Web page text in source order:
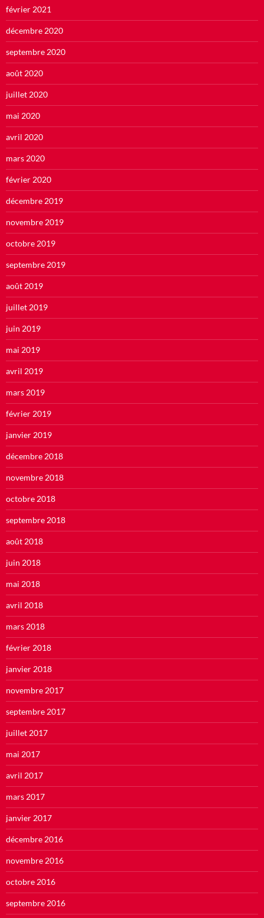
février 2021
décembre 2020
septembre 2020
août 2020
juillet 2020
mai 2020
avril 2020
mars 2020
février 2020
décembre 2019
novembre 2019
octobre 2019
septembre 2019
août 2019
juillet 2019
juin 2019
mai 2019
avril 2019
mars 2019
février 2019
janvier 2019
décembre 2018
novembre 2018
octobre 2018
septembre 2018
août 2018
juin 2018
mai 2018
avril 2018
mars 2018
février 2018
janvier 2018
novembre 2017
septembre 2017
juillet 2017
mai 2017
avril 2017
mars 2017
janvier 2017
décembre 2016
novembre 2016
octobre 2016
septembre 2016